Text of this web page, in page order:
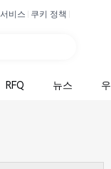
비스 쿠키 정책
RFQ 뉴스